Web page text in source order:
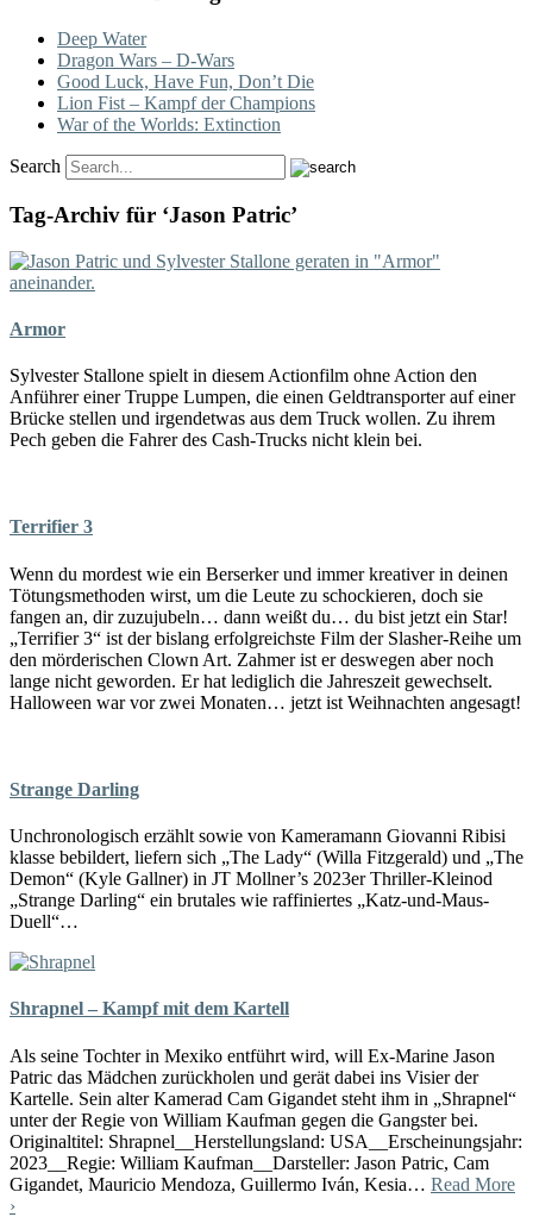
Deep Water
Dragon Wars – D-Wars
Good Luck, Have Fun, Don’t Die
Lion Fist – Kampf der Champions
War of the Worlds: Extinction
Search
Tag-Archiv für ‘Jason Patric’
Armor
Sylvester Stallone spielt in diesem Actionfilm ohne Action den
Anführer einer Truppe Lumpen, die einen Geldtransporter auf einer
Brücke stellen und irgendetwas aus dem Truck wollen. Zu ihrem
Pech geben die Fahrer des Cash-Trucks nicht klein bei.
Terrifier 3
Wenn du mordest wie ein Berserker und immer kreativer in deinen
Tötungsmethoden wirst, um die Leute zu schockieren, doch sie
fangen an, dir zuzujubeln… dann weißt du… du bist jetzt ein Star!
„Terrifier 3“ ist der bislang erfolgreichste Film der Slasher-Reihe um
den mörderischen Clown Art. Zahmer ist er deswegen aber noch
lange nicht geworden. Er hat lediglich die Jahreszeit gewechselt.
Halloween war vor zwei Monaten… jetzt ist Weihnachten angesagt!
Strange Darling
Unchronologisch erzählt sowie von Kameramann Giovanni Ribisi
klasse bebildert, liefern sich „The Lady“ (Willa Fitzgerald) und „The
Demon“ (Kyle Gallner) in JT Mollner’s 2023er Thriller-Kleinod
„Strange Darling“ ein brutales wie raffiniertes „Katz-und-Maus-
Duell“…
Shrapnel – Kampf mit dem Kartell
Als seine Tochter in Mexiko entführt wird, will Ex-Marine Jason
Patric das Mädchen zurückholen und gerät dabei ins Visier der
Kartelle. Sein alter Kamerad Cam Gigandet steht ihm in „Shrapnel“
unter der Regie von William Kaufman gegen die Gangster bei.
Originaltitel: Shrapnel__Herstellungsland: USA__Erscheinungsjahr:
2023__Regie: William Kaufman__Darsteller: Jason Patric, Cam
Gigandet, Mauricio Mendoza, Guillermo Iván, Kesia… Read More
›